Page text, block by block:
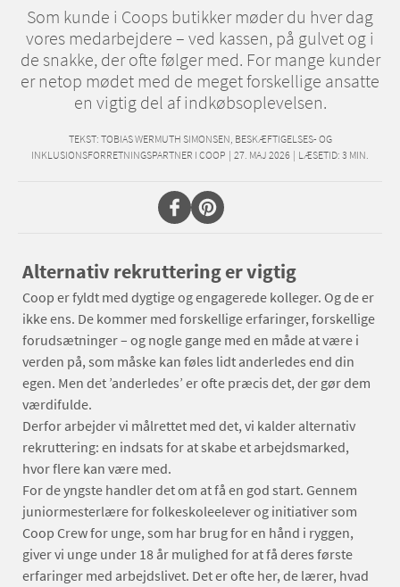
Som kunde i Coops butikker møder du hver dag
vores medarbejdere – ved kassen, på gulvet og i
de snakke, der ofte følger med. For mange kunder
er netop mødet med de meget forskellige ansatte
en vigtig del af indkøbsoplevelsen.
TEKST: TOBIAS WERMUTH SIMONSEN, BESKÆFTIGELSES- OG
INKLUSIONSFORRETNINGSPARTNER I COOP | 27. MAJ 2026 | LÆSETID: 3 MIN.
Alternativ rekruttering er vigtig
Coop er fyldt med dygtige og engagerede kolleger. Og de er
ikke ens. De kommer med forskellige erfaringer, forskellige
forudsætninger – og nogle gange med en måde at være i
verden på, som måske kan føles lidt anderledes end din
egen. Men det ’anderledes’ er ofte præcis det, der gør dem
værdifulde.
Derfor arbejder vi målrettet med det, vi kalder alternativ
rekruttering: en indsats for at skabe et arbejdsmarked,
hvor flere kan være med.
For de yngste handler det om at få en god start. Gennem
juniormesterlære for folkeskoleelever og initiativer som
Coop Crew for unge, som har brug for en hånd i ryggen,
giver vi unge under 18 år mulighed for at få deres første
erfaringer med arbejdslivet. Det er ofte her, de lærer, hvad